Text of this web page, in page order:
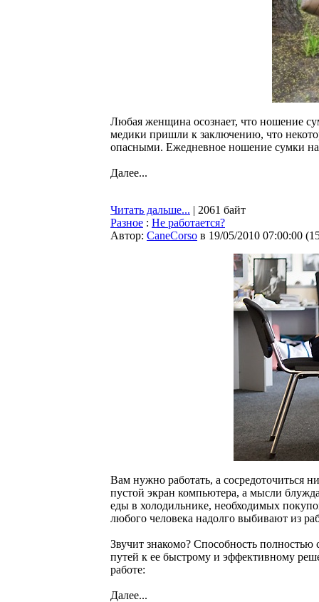
Любая женщина осознает, что ношение
медики пришли к заключению, что
опасными. Ежедневное ношение сумки
Далее...
Читать дальше... | 2061 байт
Разное : Не работается?
Автор: CaneCorso в 19/05/2010 07:00:00 (
Вам нужно работать, а сосредоточиться
пустой экран компьютера, а мысли
еды в холодильнике, необходимых
любого человека надолго выбивают из
Звучит знакомо? Способность
путей к ее быстрому и эффективному
работе:
Далее...